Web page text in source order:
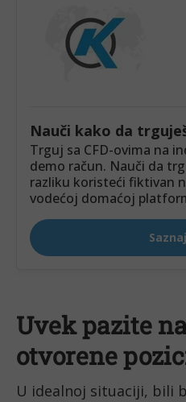
Uvek pazite
otvorene
U idealnoj situaciji, bili